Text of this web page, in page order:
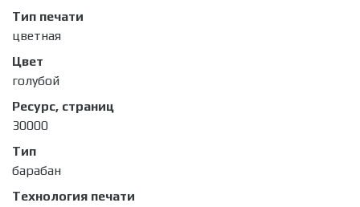
Тип печати
цветная
Цвет
голубой
Ресурс, страниц
30000
Тип
барабан
Технология печати